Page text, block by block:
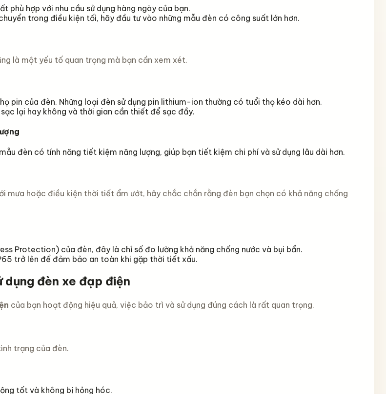
phù hợp với nhu cầu sử dụng hàng ngày của bạn.
trong điều kiện tối, hãy đầu tư vào những mẫu đèn có công suất lớn hơn.
là một yếu tố quan trọng mà bạn cần xem xét.
pin của đèn. Những loại đèn sử dụng pin lithium-ion thường có tuổi thọ kéo dài hơn.
lại hay không và thời gian cần thiết để sạc đầy.
đèn có tính năng tiết kiệm năng lượng, giúp bạn tiết kiệm chi phí và sử dụng lâu dài hơn.
mưa hoặc điều kiện thời tiết ẩm ướt, hãy chắc chắn rằng đèn bạn chọn có khả năng chống
Protection) của đèn, đây là chỉ số đo lường khả năng chống nước và bụi bẩn.
trở lên để đảm bảo an toàn khi gặp thời tiết xấu.
đèn xe đạp điện
của bạn hoạt động hiệu quả, việc bảo trì và sử dụng đúng cách là rất quan trọng.
trạng của đèn.
tốt và không bị hỏng hóc.